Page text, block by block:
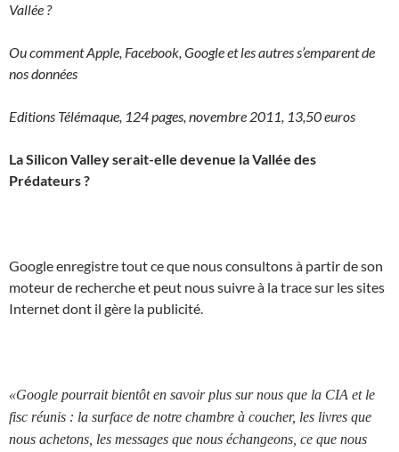
Vallée ?
Ou comment Apple, Facebook, Google et les autres s’emparent de
nos données
Editions Télémaque, 124 pages, novembre 2011, 13,50 euros
La Silicon Valley serait-elle devenue la Vallée des
Prédateurs ?
Google enregistre tout ce que nous consultons à partir de son
moteur de recherche et peut nous suivre à la trace sur les sites
Internet dont il gère la publicité.
«Google pourrait bientôt en savoir plus sur nous que la CIA et le
fisc réunis : la surface de notre chambre à coucher, les livres que
nous achetons, les messages que nous échangeons, ce que nous